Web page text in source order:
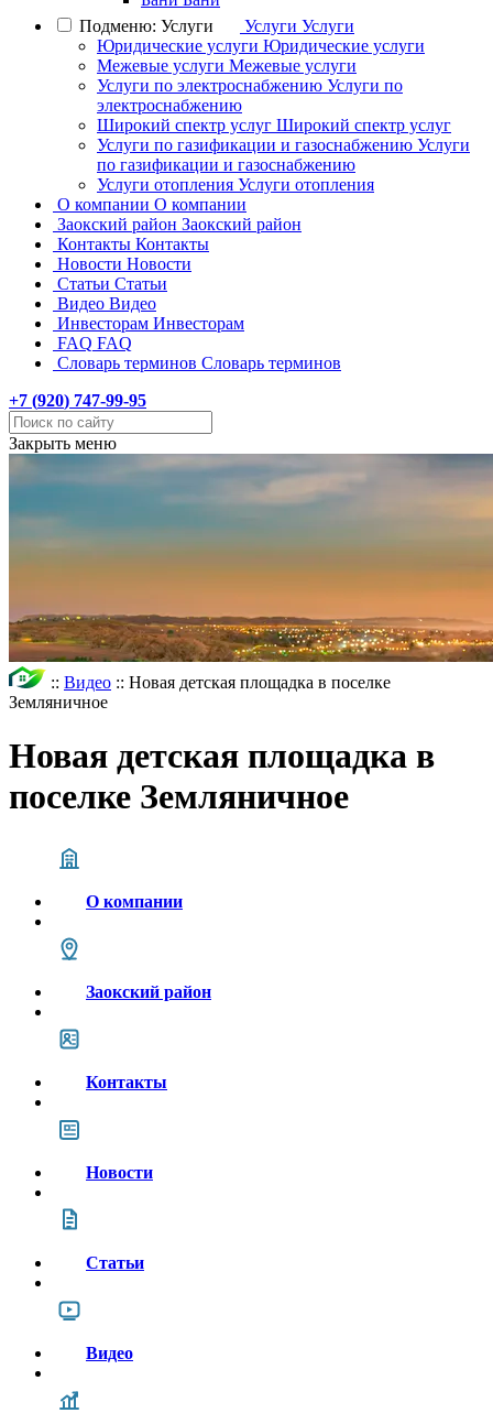
Подменю: Услуги
Услуги Услуги
Юридические услуги Юридические услуги
Межевые услуги Межевые услуги
Услуги по электроснабжению Услуги по
электроснабжению
Широкий спектр услуг Широкий спектр услуг
Услуги по газификации и газоснабжению Услуги
по газификации и газоснабжению
Услуги отопления Услуги отопления
О компании О компании
Заокский район Заокский район
Контакты Контакты
Новости Новости
Статьи Статьи
Видео Видео
Инвесторам Инвесторам
FAQ FAQ
Словарь терминов Словарь терминов
+7 (920) 747-99-95
Закрыть меню
:: Видео :: Новая детская площадка в поселке
Земляничное
Новая детская площадка в
поселке Земляничное
О компании
Заокский район
Контакты
Новости
Статьи
Видео